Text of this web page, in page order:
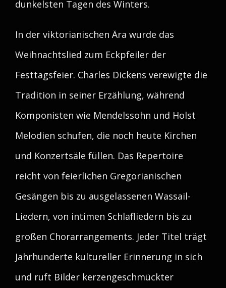
dunkelsten Tagen des Winters.
In der viktorianischen Ära wurde das
Weihnachtslied zum Eckpfeiler der
Festtagsfeier. Charles Dickens verewigte die
Tradition in seiner Erzählung, während
Komponisten wie Mendelssohn und Holst
Melodien schufen, die noch heute Kirchen
und Konzertsäle füllen. Das Repertoire
reicht von feierlichen Gregorianischen
Gesängen bis zu ausgelassenen Wassail-
Liedern, von intimen Schlafliedern bis zu
großen Chorarrangements. Jeder Titel trägt
Jahrhunderte kultureller Erinnerung in sich
und ruft Bilder kerzengeschmückter